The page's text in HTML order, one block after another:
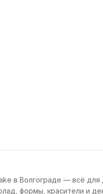
в Волгограде — всё
формы, красители и